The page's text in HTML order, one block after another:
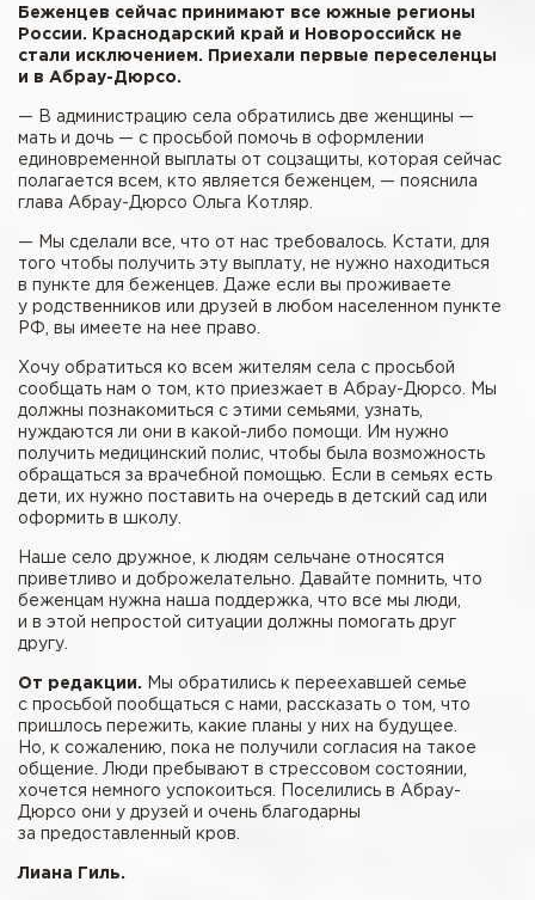
Беженцев сейчас принимают все южные регионы
России. Краснодарский край и Новороссийск не
стали исключением. Приехали первые переселенцы
и в Абрау-Дюрсо.
— В администрацию села обратились две женщины —
мать и дочь — с просьбой помочь в оформлении
единовременной выплаты от соцзащиты, которая сейчас
полагается всем, кто является беженцем, — пояснила
глава Абрау-Дюрсо Ольга Котляр.
— Мы сделали все, что от нас требовалось. Кстати, для
того чтобы получить эту выплату, не нужно находиться
в пункте для беженцев. Даже если вы проживаете
у родственников или друзей в любом населенном пункте
РФ, вы имеете на нее право.
Хочу обратиться ко всем жителям села с просьбой
сообщать нам о том, кто приезжает в Абрау-Дюрсо. Мы
должны познакомиться с этими семьями, узнать,
нуждаются ли они в какой-либо помощи. Им нужно
получить медицинский полис, чтобы была возможность
обращаться за врачебной помощью. Если в семьях есть
дети, их нужно поставить на очередь в детский сад или
оформить в школу.
Наше село дружное, к людям сельчане относятся
приветливо и доброжелательно. Давайте помнить, что
беженцам нужна наша поддержка, что все мы люди,
и в этой непростой ситуации должны помогать друг
другу.
От редакции. Мы обратились к переехавшей семье
с просьбой пообщаться с нами, рассказать о том, что
пришлось пережить, какие планы у них на будущее.
Но, к сожалению, пока не получили согласия на такое
общение. Люди пребывают в стрессовом состоянии,
хочется немного успокоиться. Поселились в Абрау-
Дюрсо они у друзей и очень благодарны
за предоставленный кров.
Лиана Гиль.